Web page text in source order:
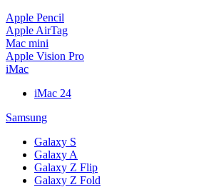
Apple Pencil
Apple AirTag
Mac mini
Apple Vision Pro
iMac
iMac 24
Samsung
Galaxy S
Galaxy A
Galaxy Z Flip
Galaxy Z Fold